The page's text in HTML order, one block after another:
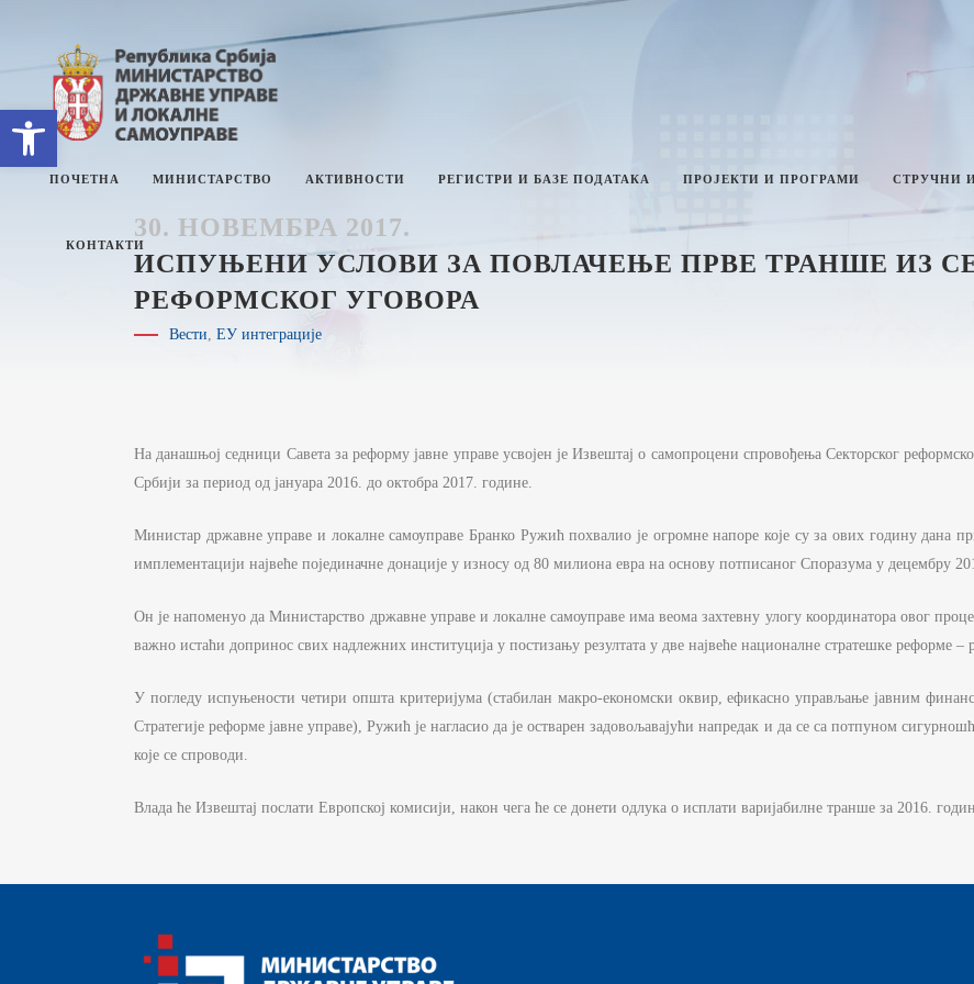
Open toolbar
ПОЧЕТНА МИНИСТАРСТВО
О МИНИСТАРСТВУ
СЕКТОРИ
УПРАВНИ ИНСПЕКТОРАТ
ЕТИКА И ИНТЕГРИТЕТ
ЗНАЧАЈА И ИНФОРМАЦИЈЕ У ВЕЗИ
ДРЖАВНЕ УПРАВЕ И ЛОКАЛНЕ
ФИНАНСИЈСКО УПРАВЉАЊЕ И
КОНТРОЛА
ЈАВНЕ НАБАВКЕ
АКТИВНОСТИ РЕГИСТРИ И БАЗЕ ПОДАТАКА ПРОЈЕКТИ И ПРОГРАМИ СТРУЧНИ
КОНТАКТИ
30. НОВЕМБРА 2017.
ИСПУЊЕНИ УСЛОВИ ЗА ПОВЛАЧЕЊЕ ПРВЕ ТРАНШЕ ИЗ
РЕФОРМСКОГ УГОВОРА
Вести, ЕУ интеграције
На данашњој седници Савета за реформу јавне управе усвојен је Извештај о самопроцени спровођења Секторског
Србији за период од јануара 2016. до октобра 2017. године.
Министар државне управе и локалне самоуправе Бранко Ружић похвалио је огромне напоре које су за ових годину дана
имплементацији највеће појединачне донације у износу од 80 милиона евра на основу потписаног Споразума у децембру
Он је напоменуо да Министарство државне управе и локалне самоуправе има веома захтевну улогу координатора овог
важно истаћи допринос свих надлежних институција у постизању резултата у две највеће националне стратешке реформе
У погледу испуњености четири општа критеријума (стабилан макро-економски оквир, ефикасно управљање јавним
Стратегије реформе јавне управе), Ружић је нагласио да је остварен задовољавајући напредак и да се са потпуном
које се спроводи.
Влада ће Извештај послати Европској комисији, након чега ће се донети одлука о исплати варијабилне транше за 2016.